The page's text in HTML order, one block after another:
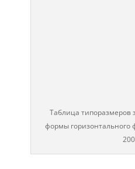
Таблица типоразмеров
формы горизонтального